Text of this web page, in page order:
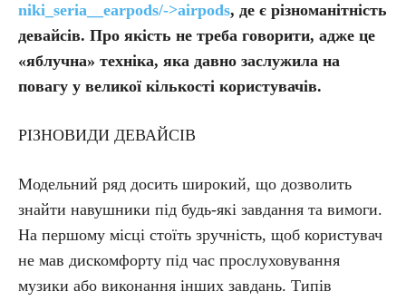
niki_seria__earpods/->airpods, де є різноманітність
девайсів. Про якість не треба говорити, адже це
«яблучна» техніка, яка давно заслужила на
повагу у великої кількості користувачів.
РІЗНОВИДИ ДЕВАЙСІВ
Модельний ряд досить широкий, що дозволить
знайти навушники під будь-які завдання та вимоги.
На першому місці стоїть зручність, щоб користувач
не мав дискомфорту під час прослуховування
музики або виконання інших завдань. Типів